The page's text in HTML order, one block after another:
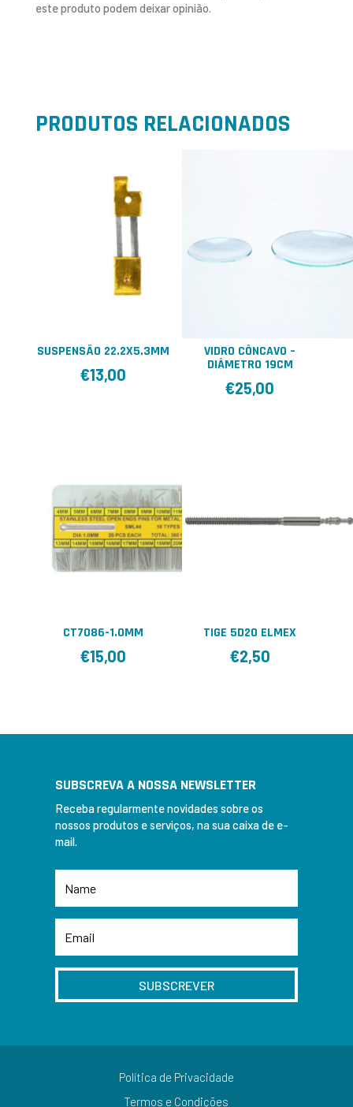
este produto podem deixar opinião.
PRODUTOS RELACIONADOS
SUSPENSÃO 22.2X5.3MM
€13,00
VIDRO CÔNCAVO –
DIÂMETRO 19CM
€25,00
CT7086-1.0MM
€15,00
TIGE 5D20 ELMEX
€2,50
SUBSCREVA A NOSSA NEWSLETTER
Receba regularmente novidades sobre os
nossos produtos e serviços, na sua caixa de e-
mail.
SUBSCREVER
Política de Privacidade
Termos e Condições